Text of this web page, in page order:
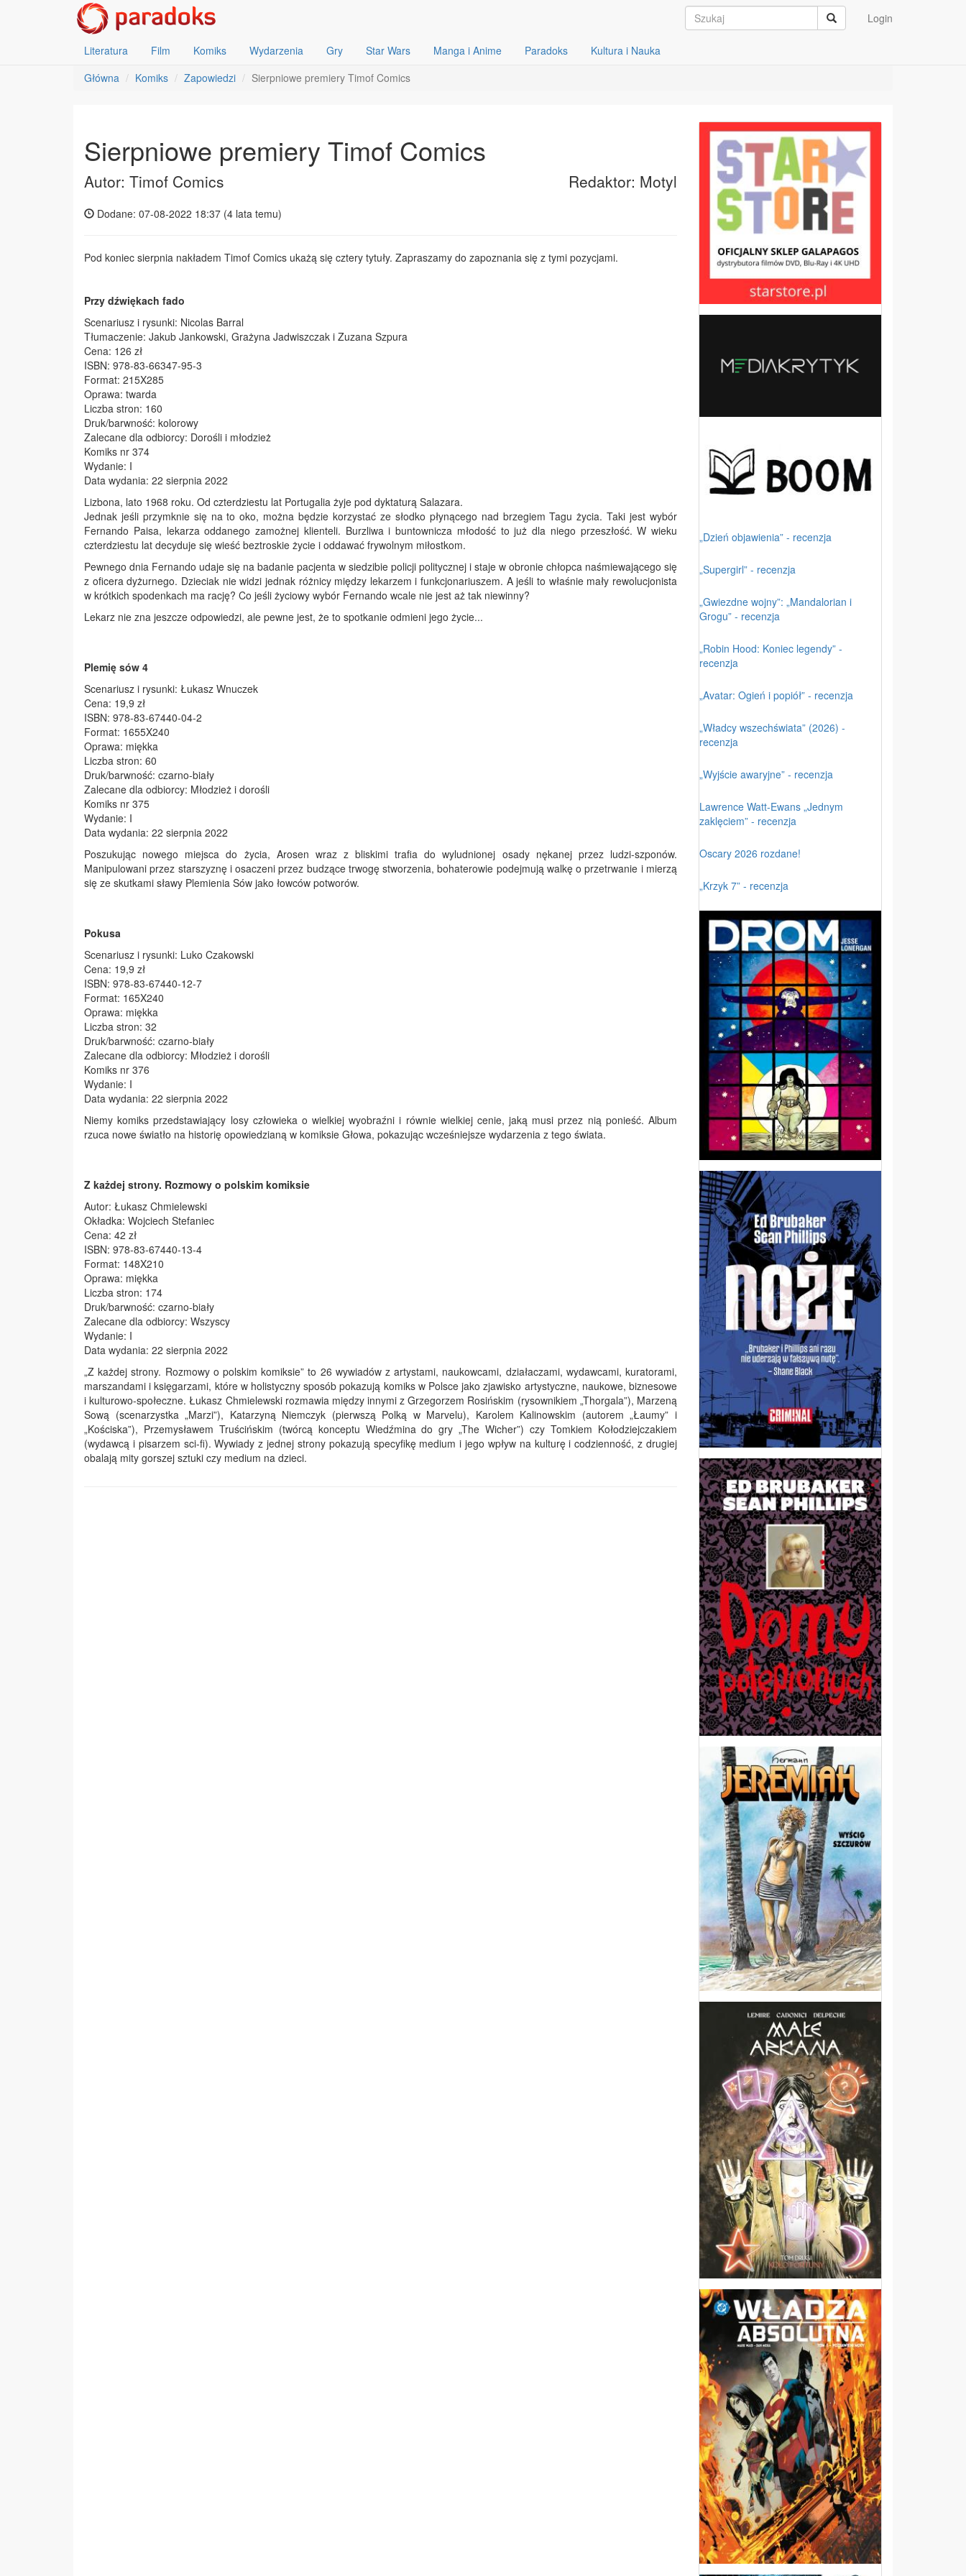
Login
Literatura Film Komiks Wydarzenia Gry Star Wars Manga i Anime Paradoks
Kultura i Nauka
Główna
Komiks Zapowiedzi Sierpniowe premiery Timof Comics
Sierpniowe premiery Timof Comics
Autor: Timof Comics Redaktor: Motyl
Dodane: 07-08-2022 18:37 (4 lata temu)
Pod koniec sierpnia nakładem Timof Comics ukażą się cztery tytuły. Zapraszamy do zapoznania się z tymi pozycjami.
Przy dźwiękach fado
Scenariusz i rysunki: Nicolas Barral
Tłumaczenie: Jakub Jankowski, Grażyna Jadwiszczak i Zuzana Szpura
Cena: 126 zł
ISBN: 978-83-66347-95-3
Format: 215X285
Oprawa: twarda
Liczba stron: 160
Druk/barwność: kolorowy
Zalecane dla odbiorcy: Dorośli i młodzież
Komiks nr 374
Wydanie: I
Data wydania: 22 sierpnia 2022
Lizbona, lato 1968 roku. Od czterdziestu lat Portugalia żyje pod dyktaturą Salazara.
Jednak jeśli przymknie się na to oko, można będzie korzystać ze słodko płynącego nad brzegiem Tagu życia. Taki jest wybór
Fernando Paisa, lekarza oddanego zamożnej klienteli. Burzliwa i buntownicza młodość to już dla niego przeszłość. W wieku
czterdziestu lat decyduje się wieść beztroskie życie i oddawać frywolnym miłostkom.
Pewnego dnia Fernando udaje się na badanie pacjenta w siedzibie policji politycznej i staje w obronie chłopca naśmiewającego się
z oficera dyżurnego. Dzieciak nie widzi jednak różnicy między lekarzem i funkcjonariuszem. A jeśli to właśnie mały rewolucjonista
w krótkich spodenkach ma rację? Co jeśli życiowy wybór Fernando wcale nie jest aż tak niewinny?
Lekarz nie zna jeszcze odpowiedzi, ale pewne jest, że to spotkanie odmieni jego życie...
Plemię sów 4
Scenariusz i rysunki: Łukasz Wnuczek
Cena: 19,9 zł
ISBN: 978-83-67440-04-2
Format: 1655X240
Oprawa: miękka
Liczba stron: 60
Druk/barwność: czarno-biały
Zalecane dla odbiorcy: Młodzież i dorośli
Komiks nr 375
Wydanie: I
Data wydania: 22 sierpnia 2022
Poszukując nowego miejsca do życia, Arosen wraz z bliskimi trafia do wyludnionej osady nękanej przez ludzi-szponów.
Manipulowani przez starszyznę i osaczeni przez budzące trwogę stworzenia, bohaterowie podejmują walkę o przetrwanie i mierzą
się ze skutkami sławy Plemienia Sów jako łowców potworów.
Pokusa
Scenariusz i rysunki: Luko Czakowski
Cena: 19,9 zł
ISBN: 978-83-67440-12-7
Format: 165X240
Oprawa: miękka
Liczba stron: 32
Druk/barwność: czarno-biały
Zalecane dla odbiorcy: Młodzież i dorośli
Komiks nr 376
Wydanie: I
Data wydania: 22 sierpnia 2022
Niemy komiks przedstawiający losy człowieka o wielkiej wyobraźni i równie wielkiej cenie, jaką musi przez nią ponieść. Album
rzuca nowe światło na historię opowiedzianą w komiksie Głowa, pokazując wcześniejsze wydarzenia z tego świata.
Z każdej strony. Rozmowy o polskim komiksie
Autor: Łukasz Chmielewski
Okładka: Wojciech Stefaniec
Cena: 42 zł
ISBN: 978-83-67440-13-4
Format: 148X210
Oprawa: miękka
Liczba stron: 174
Druk/barwność: czarno-biały
Zalecane dla odbiorcy: Wszyscy
Wydanie: I
Data wydania: 22 sierpnia 2022
„Z każdej strony. Rozmowy o polskim komiksie” to 26 wywiadów z artystami, naukowcami, działaczami, wydawcami, kuratorami,
marszandami i księgarzami, które w holistyczny sposób pokazują komiks w Polsce jako zjawisko artystyczne, naukowe, biznesowe
i kulturowo-społeczne. Łukasz Chmielewski rozmawia między innymi z Grzegorzem Rosińskim (rysownikiem „Thorgala”), Marzeną
Sową (scenarzystka „Marzi”), Katarzyną Niemczyk (pierwszą Polką w Marvelu), Karolem Kalinowskim (autorem „Łaumy” i
„Kościska”), Przemysławem Truścińskim (twórcą konceptu Wiedźmina do gry „The Wicher”) czy Tomkiem Kołodziejczakiem
(wydawcą i pisarzem sci-fi). Wywiady z jednej strony pokazują specyfikę medium i jego wpływ na kulturę i codzienność, z drugiej
obalają mity gorszej sztuki czy medium na dzieci.
„Dzień objawienia” - recenzja
„Supergirl” - recenzja
„Gwiezdne wojny”: „Mandalorian i
Grogu” - recenzja
„Robin Hood: Koniec legendy” -
recenzja
„Avatar: Ogień i popiół” - recenzja
„Władcy wszechświata” (2026) -
recenzja
„Wyjście awaryjne” - recenzja
Lawrence Watt-Ewans „Jednym
zaklęciem” - recenzja
Oscary 2026 rozdane!
„Krzyk 7” - recenzja